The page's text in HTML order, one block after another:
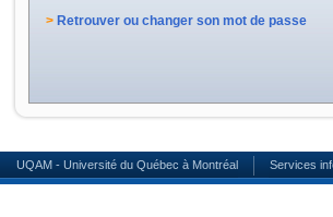
> Retrouver ou changer son mot de passe
UQAM - Université du Québec à Montréal Services